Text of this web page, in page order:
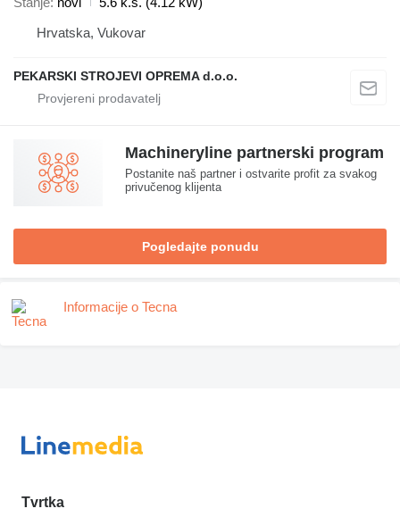
Hrvatska, Vukovar
PEKARSKI STROJEVI OPREMA d.o.o.
Machineryline partnerski program
Postanite naš partner i ostvarite profit za svakog
privučenog klijenta
Pogledajte ponudu
Informacije o Tecna
Tvrtka